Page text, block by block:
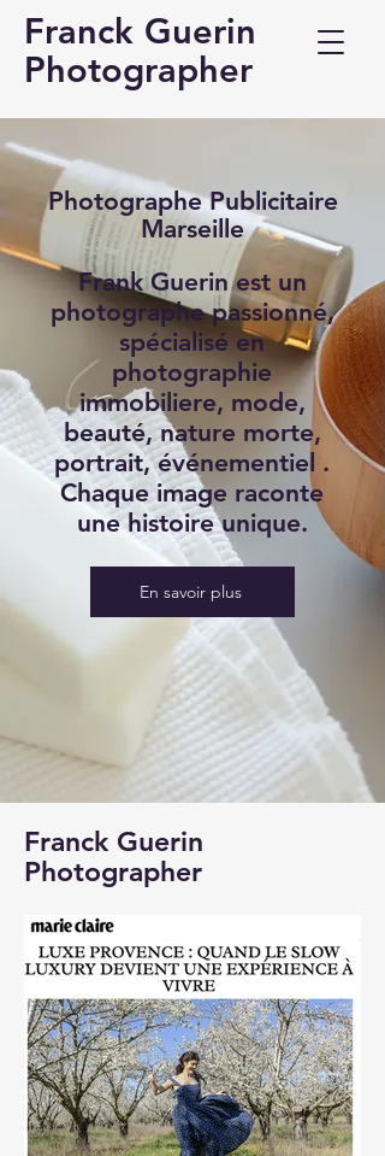
Franck Guerin
Photographer
Photographe Publicitaire
Marseille
Frank Guerin est un
photographe passionné,
spécialisé en
photographie
immobiliere, mode,
beauté, nature morte,
portrait, événementiel .
Chaque image raconte
une histoire unique.
En savoir plus
Franck Guerin
Photographer